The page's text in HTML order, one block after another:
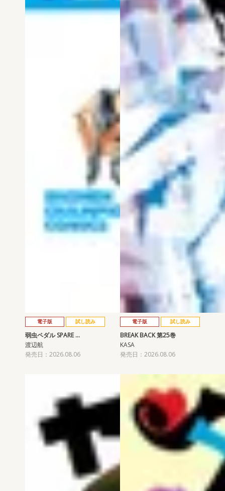
電子版 試し読み
弱虫ペダル SPARE …
渡辺航
発売日：2026.08.06
電子版 試し読み
BREAK BACK 第25巻
KASA
発売日：2026.08.06